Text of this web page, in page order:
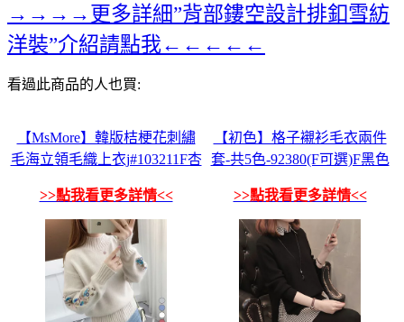
→→→→更多詳細”背部鏤空設計排釦雪紡
洋裝”介紹請點我←←←←←
看過此商品的人也買:
【MsMore】韓版桔梗花刺繡
毛海立領毛織上衣j#103211F杏
>>點我看更多詳情<<
【初色】格子襯衫毛衣兩件
套-共5色-92380(F可選)F黑色
>>點我看更多詳情<<